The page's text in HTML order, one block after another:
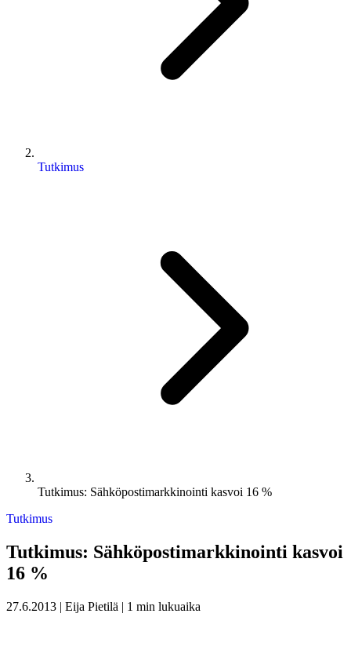
Tutkimus
Tutkimus: Sähköpostimarkkinointi kasvoi 16 %
Tutkimus
Tutkimus: Sähköpostimarkkinointi kasvoi
16 %
27.6.2013 | Eija Pietilä | 1 min lukuaika